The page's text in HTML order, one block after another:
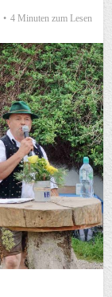
4 Minuten zum Lesen